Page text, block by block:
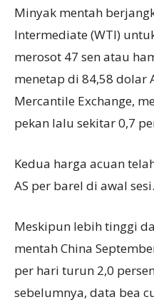
Minyak mentah
Intermediate (WTI)
merosot 47 sen atau
menetap di 84,58 dolar
Mercantile Exchange,
pekan lalu sekitar 0,7
Kedua harga acuan
AS per barel di awal sesi.
Meskipun lebih tinggi
mentah China
per hari turun 2,0
sebelumnya, data bea